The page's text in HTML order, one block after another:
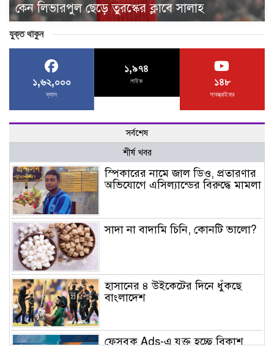
কেন লিভারপুল ছেড়ে তুরস্কের ক্লাবে সালাহ
যুক্ত থাকুন
১,৬২,০০০
ফ্যান
১,৯৭৪
লাইক ১৪৮
সাবস্ক্রাইবার
সর্বশেষ
শীর্ষ খবর
স্পিকারের নামে জাল ডিও, প্রতারণার
অভিযোগে এসিল্যান্ডের বিরুদ্ধে মামলা
সাদা না বাদামি চিনি, কোনটি ভালো?
হাসানের ৪ উইকেটের দিনে ধুঁকছে
বাংলাদেশ
ফেসবুক Ads-এ যুক্ত হচ্ছে বিকাশ